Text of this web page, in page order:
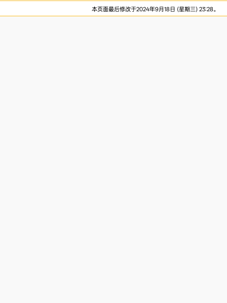
本页面最后修改于2024年9月18日 (星期三) 23:28。